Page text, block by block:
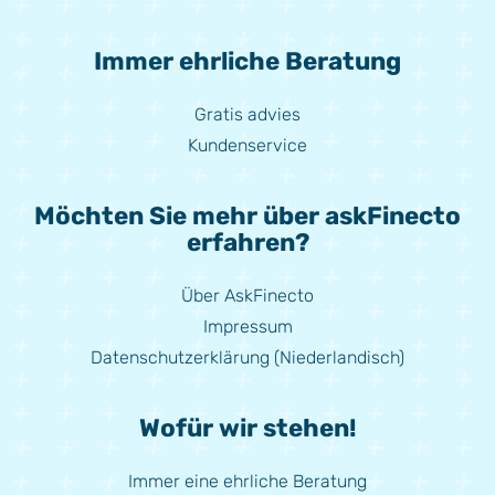
Immer ehrliche Beratung
Gratis advies
Kundenservice
Möchten Sie mehr über askFinecto
erfahren?
Über AskFinecto
Impressum
Datenschutzerklärung (Niederlandisch)
Wofür wir stehen!
Immer eine ehrliche Beratung